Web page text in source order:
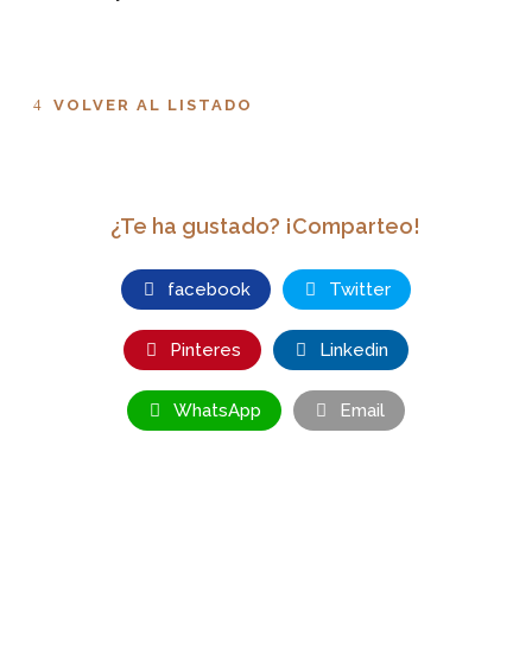
VOLVER AL LISTADO
¿Te ha gustado? ¡Comparteo!
facebook Twitter
Pinteres Linkedin
WhatsApp Email